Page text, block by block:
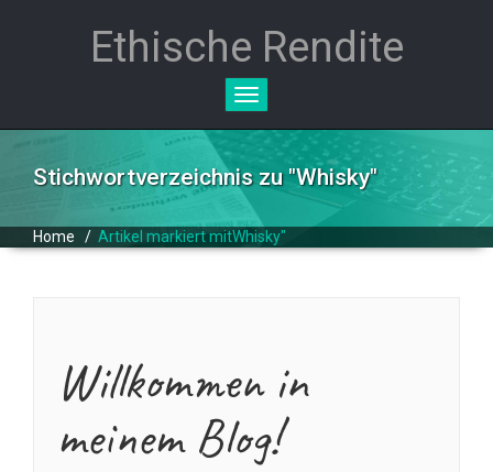
Ethische Rendite
Toggle
Stichwortverzeichnis zu "Whisky"
Home / Artikel markiert mitWhisky"
Willkommen in
meinem Blog!